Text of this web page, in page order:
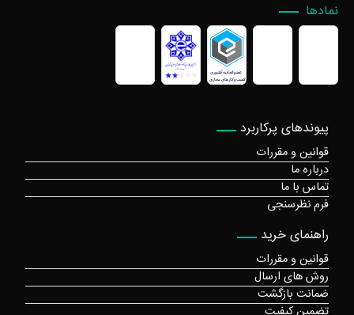
پیوندهای پرکاربرد
قوانین و مقررات
درباره ما
تماس با ما
فرم نظرسنجی
راهنمای خرید
قوانین و مقررات
روش های ارسال
ضمانت بازگشت
نمادها